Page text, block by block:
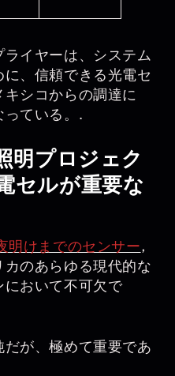
イヤーは、システム
、信頼できる光電セ
シコからの調達に
っている。.
明プロジェク
セルが重要な
明けまでのセンサー,
のあらゆる現代的な
おいて不可欠で
が、極めて重要であ